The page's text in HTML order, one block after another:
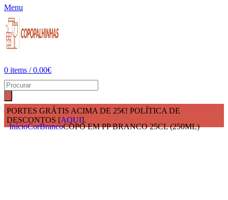
Menu
0 items / 0.00€
PORTES GRÁTIS ACIMA DE 25€! POLÍTICA DE
DESCONTOS [AQUI].
InícioCorBrancoCOPO EM PP BRANCO 25CL (250ML)